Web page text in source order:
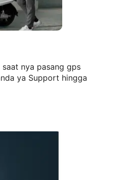
nya pasang gps
ya Support hingga